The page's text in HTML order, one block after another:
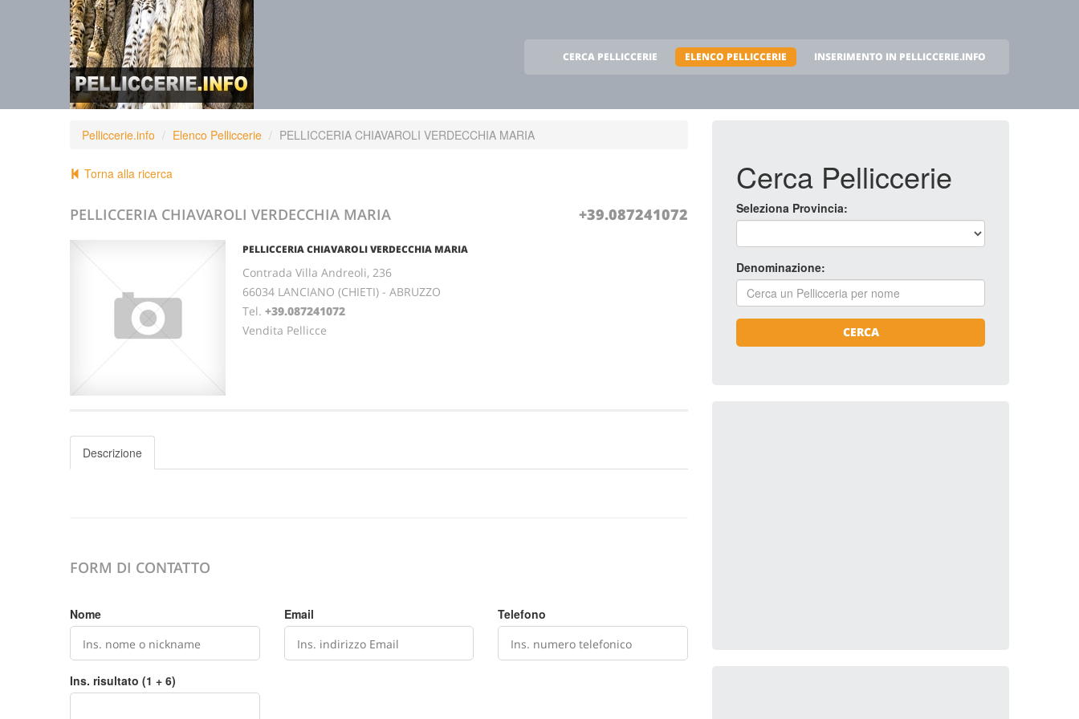
CERCA PELLICCERIE ELENCO PELLICCERIE INSERIMENTO IN PELLICCERIE.INFO
Pelliccerie.info Elenco Pelliccerie PELLICCERIA CHIAVAROLI VERDECCHIA MARIA
Torna alla ricerca
PELLICCERIA CHIAVAROLI VERDECCHIA MARIA +39.087241072
PELLICCERIA CHIAVAROLI VERDECCHIA MARIA
Contrada Villa Andreoli, 236
66034 LANCIANO (CHIETI) - ABRUZZO
Tel. +39.087241072
Vendita Pellicce
Descrizione
FORM DI CONTATTO
Nome Email Telefono
Ins. risultato (1 + 6)
Cerca Pelliccerie
Seleziona Provincia:
Denominazione:
CERCA